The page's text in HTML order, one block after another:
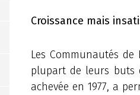
Croissance mais
Les Communautés
plupart de leurs buts
achevée en 1977, a